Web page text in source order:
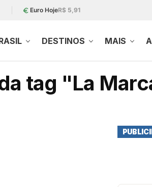
Euro HojeR$ 5,91
DESTINOS MAIS
tag "La